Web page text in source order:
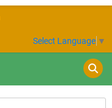
Select Language ▼